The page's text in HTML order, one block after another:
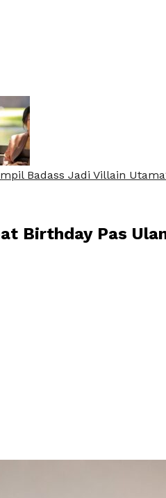
Badass Jadi Villain
Birthday Pas